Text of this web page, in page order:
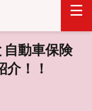
動車保険
介！！